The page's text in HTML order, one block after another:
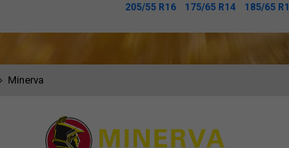
205/55 R16 175/65 R14 185/65
Minerva